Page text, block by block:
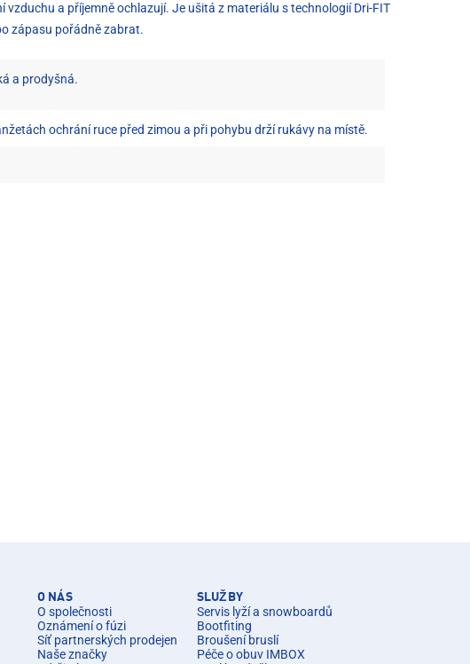
a příjemně ochlazují. Je ušitá z materiálu s technologií Dri-FIT
zápasu pořádně zabrat.
a prodyšná.
ochrání ruce před zimou a při pohybu drží rukávy na místě.
O NÁS
O společnosti
Oznámení o fúzi
Síť partnerských prodejen
Naše značky
SLUŽBY
Servis lyží a snowboardů
Bootfiting
Broušení bruslí
Péče o obuv IMBOX